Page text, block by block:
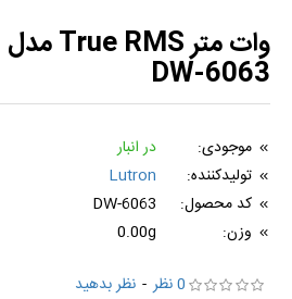
DW-6063
موجودی:
در انبار
تولیدکننده:
Lutron
کد محصول:
DW-6063
وزن:
0.00g
0 نظر
- نظر بدهید